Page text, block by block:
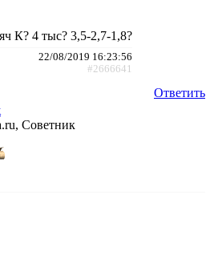
К? 4 тыс? 3,5-2,7-1,8?
22/08/2019 16:23:56
#2666641
Ответить
Советник